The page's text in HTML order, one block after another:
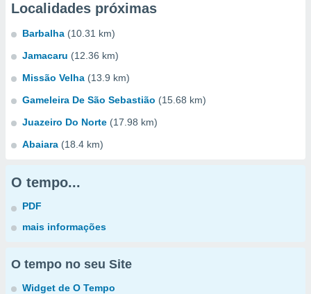
Localidades próximas
Barbalha (10.31 km)
Jamacaru (12.36 km)
Missão Velha (13.9 km)
Gameleira De São Sebastião (15.68 km)
Juazeiro Do Norte (17.98 km)
Abaiara (18.4 km)
O tempo...
PDF
mais informações
O tempo no seu Site
Widget de O Tempo